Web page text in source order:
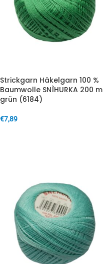
Strickgarn Häkelgarn 100 %
Baumwolle SNÌHURKA 200 m
grün (6184)
€7,89